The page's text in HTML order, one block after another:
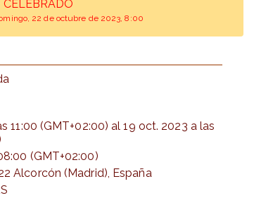
CELEBRADO
22 de octubre de 2023, 8:00
11:00 (GMT+02:00) al19 oct. 2023 a las
(GMT+02:00)
Alcorcón (Madrid), España